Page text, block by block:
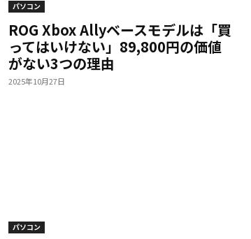
パソコン
ROG Xbox Allyベースモデルは「買
ってはいけない」89,800円の価値
がない3つの理由
2025年10月27日
パソコン